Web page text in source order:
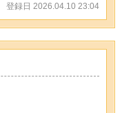
登録日 2026.04.10 23:04